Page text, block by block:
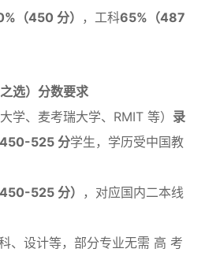
（450 分） ，工科65%（487
选）分数要求
学、麦考瑞大学、RMIT 等） 录
450-525 分学生，学历受中国教
525 分）
，对应国内二本线
、设计等，部分专业无需 高 考